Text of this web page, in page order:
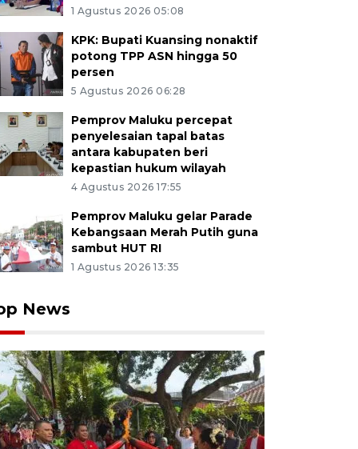
1 Agustus 2026 05:08
KPK: Bupati Kuansing nonaktif
potong TPP ASN hingga 50
persen
5 Agustus 2026 06:28
Pemprov Maluku percepat
penyelesaian tapal batas
antara kabupaten beri
kepastian hukum wilayah
4 Agustus 2026 17:55
Pemprov Maluku gelar Parade
Kebangsaan Merah Putih guna
sambut HUT RI
1 Agustus 2026 13:35
News